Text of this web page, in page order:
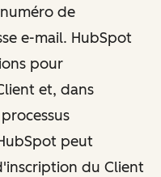
de
e-mail. HubSpot
pour
et, dans
peut
du Client